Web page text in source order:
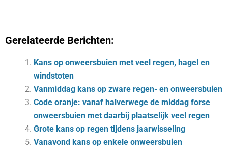
Gerelateerde Berichten:
Kans op onweersbuien met veel regen, hagel en
windstoten
Vanmiddag kans op zware regen- en onweersbuien
Code oranje: vanaf halverwege de middag forse
onweersbuien met daarbij plaatselijk veel regen
Grote kans op regen tijdens jaarwisseling
Vanavond kans op enkele onweersbuien